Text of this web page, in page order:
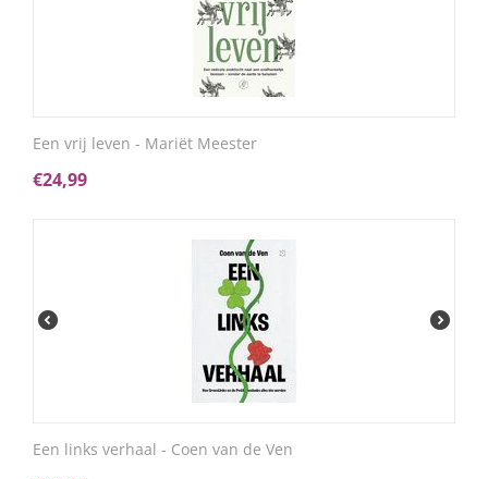
Een vrij leven - Mariët Meester
€24,99
Een links verhaal - Coen van de Ven